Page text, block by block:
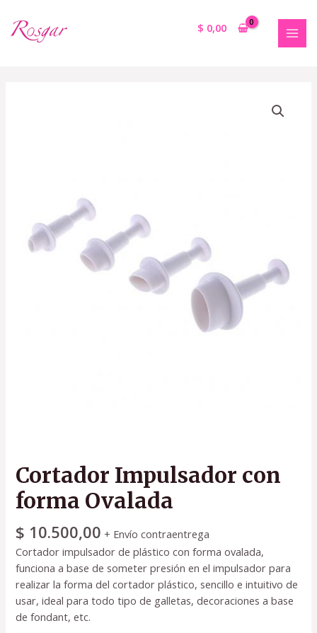
$ 0,00
Cortador Impulsador con
forma Ovalada
$ 10.500,00 + Envío contraentrega
Cortador impulsador de plástico con forma ovalada,
funciona a base de someter presión en el impulsador para
realizar la forma del cortador plástico, sencillo e intuitivo de
usar, ideal para todo tipo de galletas, decoraciones a base
de fondant, etc.